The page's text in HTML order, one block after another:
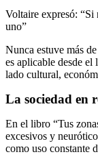
Voltaire expresó: “Si
uno”
Nunca estuve más
es aplicable desde el
lado cultural,
La sociedad en
En el libro “Tus
excesivos y
como uso constante